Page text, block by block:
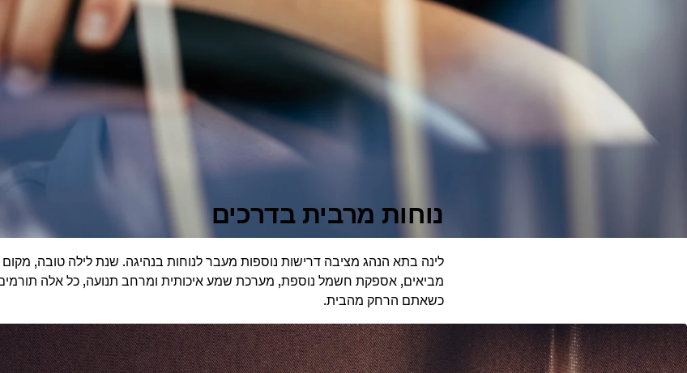
נוחות מרבית בדרכים
לינה בתא הנהג מציבה דרישות נוספות מעבר לנוחות בנהיגה. שנת לילה טובה,
מביאים, אספקת חשמל נוספת, מערכת שמע איכותית ומרחב תנועה, כל אלה
כשאתם הרחק מהבית.